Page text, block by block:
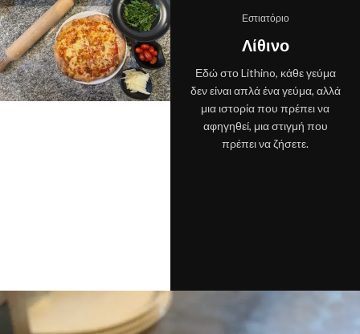
Εστιατόριο
Λίθινο
Εδώ στο Lithino, κάθε γεύμα
δεν είναι απλά ένα γεύμα, αλλά
μια ιστορία που πρέπει να
αφηγηθεί, μια στιγμή που
πρέπει να ζήσετε.